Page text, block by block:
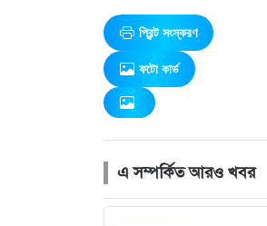
প্রিন্ট সংস্করণ
ফটো কার্ড
এ সম্পর্কিত আরও খবর